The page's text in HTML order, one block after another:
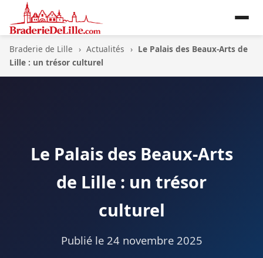
Braderie de Lille › Actualités › Le Palais des Beaux-Arts de
Lille : un trésor culturel
Le Palais des Beaux-Arts
de Lille : un trésor
culturel
Publié le 24 novembre 2025